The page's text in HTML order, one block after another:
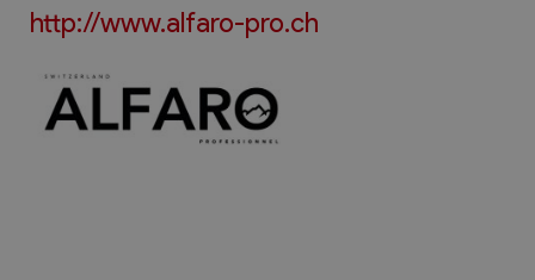
http://www.alfaro-pro.ch